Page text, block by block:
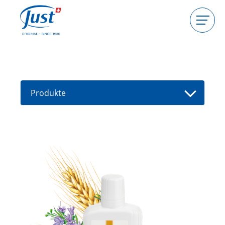
Beraterin werden
Ratgeber
Produkte
Angebote
High Light
Baden
Haarpflege